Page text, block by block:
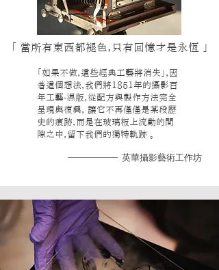
「 當所有東西都褪色，只有回憶才是永恆 」
「如果不做，這些經典工藝將消失」，因
著這個想法，我們將1851年的攝影百
年工藝-濕版，從配方與製作方法完全
呈現與復興， 讓它不再僅僅是某段歷
史的痕跡，而是在玻璃板上流動的間
隙之中，留下我們的獨特軌跡 。
英華攝影藝術工作坊